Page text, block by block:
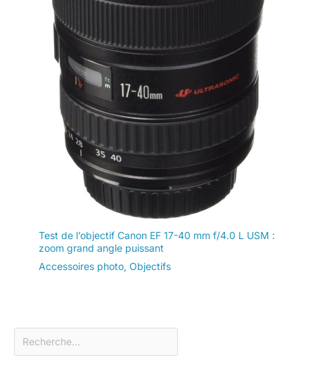
Test de l’objectif Canon EF 17-40 mm f/4.0 L USM :
zoom grand angle puissant
Accessoires photo, Objectifs